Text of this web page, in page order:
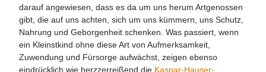
darauf angewiesen, dass es da um uns herum Artgenossen
gibt, die auf uns achten, sich um uns kümmern, uns Schutz,
Nahrung und Geborgenheit schenken. Was passiert, wenn
ein Kleinstkind ohne diese Art von Aufmerksamkeit,
Zuwendung und Fürsorge aufwächst, zeigen ebenso
eindrücklich wie herzzerreißend die Kaspar-Hauser-